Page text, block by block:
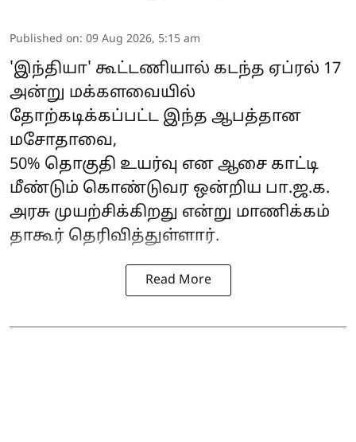
Published on: 09 Aug 2026, 5:15 am
'இந்தியா' கூட்டணியால் கடந்த ஏப்ரல் 17
அன்று மக்களவையில்
தோற்கடிக்கப்பட்ட இந்த ஆபத்தான
மசோதாவை,
50% தொகுதி உயர்வு என ஆசை காட்டி
மீண்டும் கொண்டுவர ஒன்றிய பா.ஜ.க.
அரசு முயற்சிக்கிறது என்று மாணிக்கம்
தாகூர் தெரிவித்துள்ளார்.
Read More